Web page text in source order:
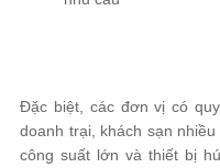
Đặc biệt, các đơn vị có
doanh trại, khách sạn
công suất lớn và thiết bị